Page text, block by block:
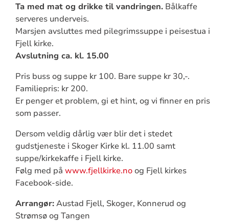
Ta med mat og drikke til vandringen.Bålkaffe
serveres underveis.
Marsjen avsluttes med pilegrimssuppe i peisestua i
Fjell kirke.
Avslutning ca. kl. 15.00
Pris buss og suppe kr 100. Bare suppe kr 30,-.
Familiepris: kr 200.
Er penger et problem, gi et hint, og vi finner en pris
som passer.
Dersom veldig dårlig vær blir det i stedet
gudstjeneste i Skoger Kirke kl. 11.00 samt
suppe/kirkekaffe i Fjell kirke.
Følg med på www.fjellkirke.noog Fjell kirkes
Facebook-side.
Arrangør:Austad Fjell, Skoger, Konnerud og
Strømsø og Tangen